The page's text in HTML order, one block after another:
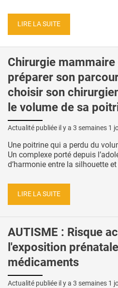
LIRE LA SUITE
Chirurgie
préparer son
choisir son
le volume de sa
Actualité publiée il y a 3 semaines 1
Une poitrine qui a perdu du
Un complexe porté depuis
d’harmonie entre la silhouette et
LIRE LA SUITE
AUTISME : Risque
l'exposition
médicaments
Actualité publiée il y a 3 semaines 1